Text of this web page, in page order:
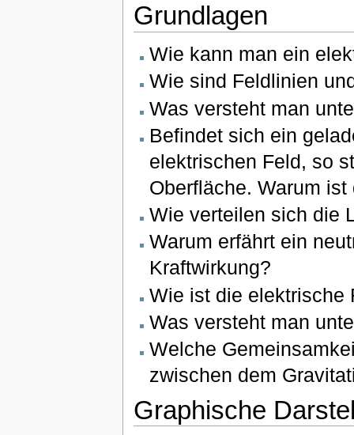
Grundlagen
Wie kann man ein
Wie sind Feldlinien
Was versteht man
Befindet sich ein
elektrischen Feld, so
Oberfläche. Warum ist
Wie verteilen sich die
Warum erfährt ein
Kraftwirkung?
Wie ist die elektrische
Was versteht man
Welche
zwischen dem
Graphische